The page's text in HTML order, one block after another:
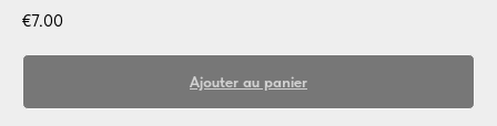
€7.00
Ajouter au panier